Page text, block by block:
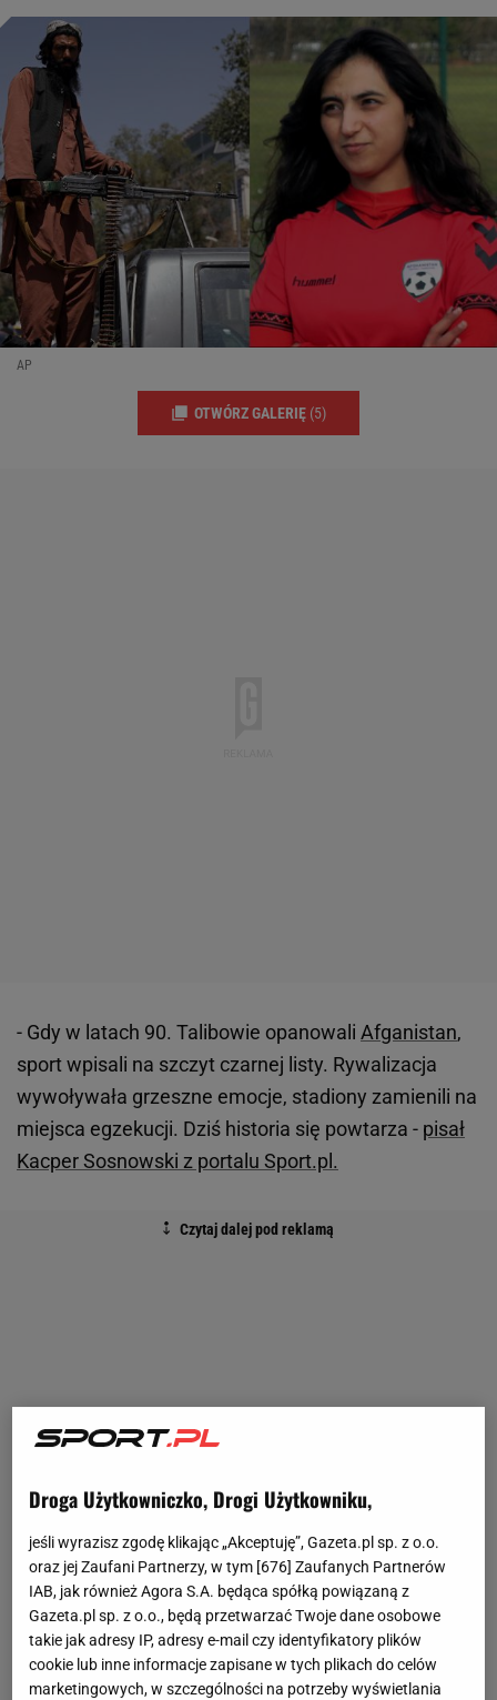
AP
OTWÓRZ GALERIĘ (5)
- Gdy w latach 90. Talibowie opanowali Afganistan,
sport wpisali na szczyt czarnej listy. Rywalizacja
wywoływała grzeszne emocje, stadiony zamienili na
miejsca egzekucji. Dziś historia się powtarza - pisał
Kacper Sosnowski z portalu Sport.pl.
Droga Użytkowniczko, Drogi Użytkowniku,
jeśli wyrazisz zgodę klikając „Akceptuję”, Gazeta.pl sp. z o.o.
oraz jej Zaufani Partnerzy, w tym [676] Zaufanych Partnerów
IAB, jak również Agora S.A. będąca spółką powiązaną z
Gazeta.pl sp. z o.o., będą przetwarzać Twoje dane osobowe
takie jak adresy IP, adresy e-mail czy identyfikatory plików
cookie lub inne informacje zapisane w tych plikach do celów
marketingowych, w szczególności na potrzeby wyświetlania